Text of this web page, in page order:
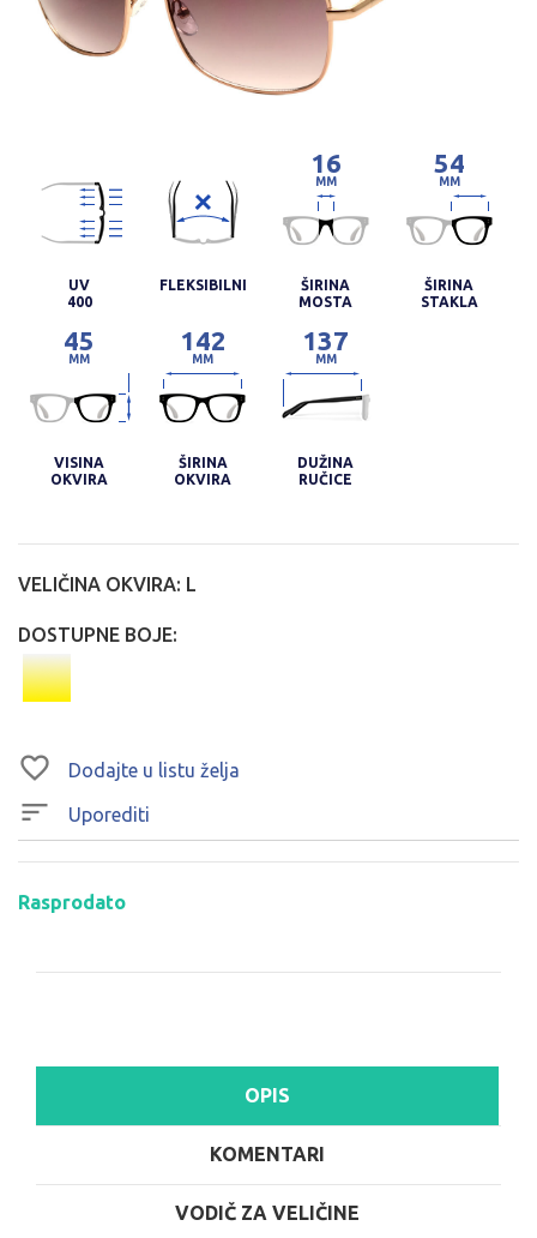
UV
400
FLEKSIBILNI
16
MM
ŠIRINA
MOSTA
54
MM
ŠIRINA
STAKLA
45
MM
VISINA
OKVIRA
142
MM
ŠIRINA
OKVIRA
137
MM
DUŽINA
RUČICE
VELIČINA OKVIRA: L
DOSTUPNE BOJE:
Dodajte u listu želja
Uporediti
Rasprodato
OPIS
KOMENTARI
VODIČ ZA VELIČINE